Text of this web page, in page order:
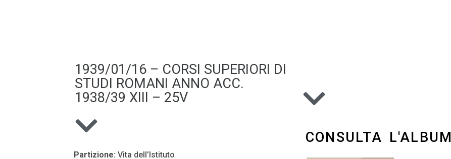
1939/01/16 – CORSI SUPERIORI DI
STUDI ROMANI ANNO ACC.
1938/39 XIII – 25V
Partizione: Vita dell’Istituto
CONSULTA L'ALBUM